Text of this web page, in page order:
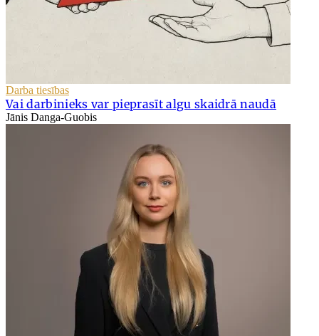
Darba tiesības
Vai darbinieks var pieprasīt algu skaidrā naudā
Jānis Danga-Guobis